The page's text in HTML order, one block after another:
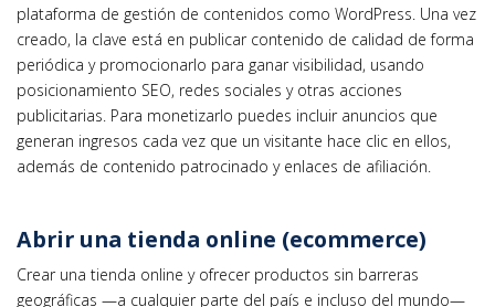
plataforma de gestión de contenidos como WordPress. Una vez
creado, la clave está en publicar contenido de calidad de forma
periódica y promocionarlo para ganar visibilidad, usando
posicionamiento SEO, redes sociales y otras acciones
publicitarias. Para monetizarlo puedes incluir anuncios que
generan ingresos cada vez que un visitante hace clic en ellos,
además de contenido patrocinado y enlaces de afiliación.
Abrir una tienda online (ecommerce)
Crear una tienda online y ofrecer productos sin barreras
geográficas —a cualquier parte del país e incluso del mundo—